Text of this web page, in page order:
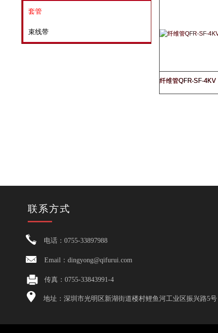
纤维管QFR-SF-4KV
套管
束线带
传真：0755-33843991-4
电话：0755-33897988
Email：dingyong@qifurui.com
地址：深圳市光明区新湖街道楼村鲤鱼河工业区振兴路5号
联系方式